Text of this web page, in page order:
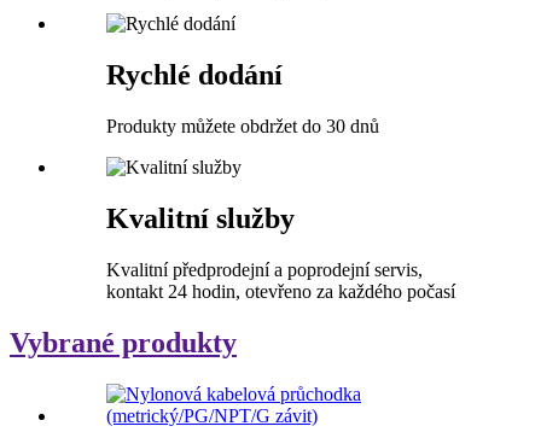
Rychlé dodání
Produkty můžete obdržet do 30 dnů
Kvalitní služby
Kvalitní předprodejní a poprodejní servis,
kontakt 24 hodin, otevřeno za každého počasí
Vybrané produkty